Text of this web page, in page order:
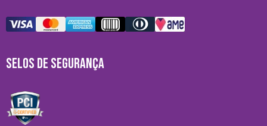
SELOS DE SEGURANÇA